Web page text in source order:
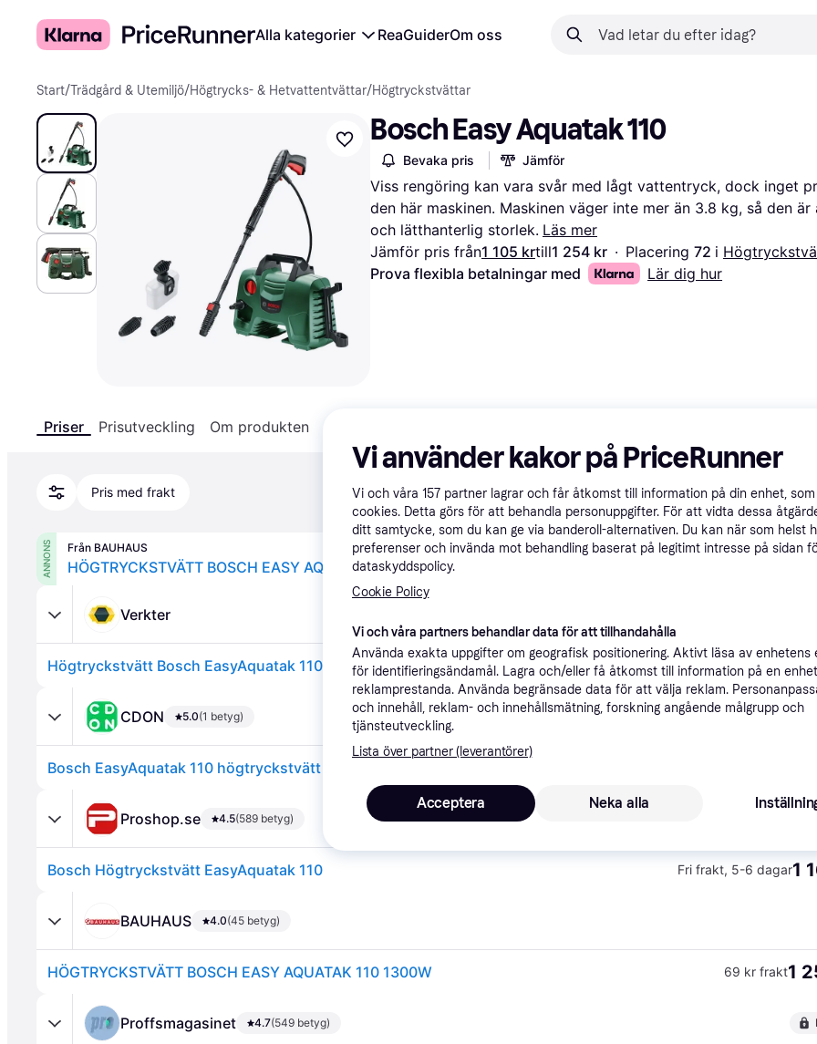
Alla kategorier ReaGuiderOm oss
Start/Trädgård & Utemiljö/Högtrycks- & Hetvattentvättar/Högtryckstvättar
Bosch Easy Aquatak 110
Bevaka pris Jämför
Viss rengöring kan vara svår med lågt vattentryck, dock inget
den här maskinen. Maskinen väger inte mer än 3.8 kg, så den är
och lätthanterlig storlek. Läs mer
Jämför pris från1 105 krtill1 254 kr · Placering 72 i
Prova flexibla betalningar med
Lär dig hur
Priser Prisutveckling Om produkten
Pris med frakt
ANNONS Från BAUHAUS
HÖGTRYCKSTVÄTT BOSCH EASY AQUATAK 110 1300W 69 kr frakt 1
Verkter
Högtryckstvätt Bosch EasyAquatak 110 Lägst pris· Fri frakt,3-5 dagar1
CDON 5.0(1 betyg)
Bosch EasyAquatak 110 högtryckstvätt
Proshop.se 4.5(589 betyg)
Bosch Högtryckstvätt EasyAquatak 110 Fri frakt, 5-6 dagar1
BAUHAUS 4.0(45 betyg)
HÖGTRYCKSTVÄTT BOSCH EASY AQUATAK 110 1300W 69 kr frakt1
Proffsmagasinet 4.7(549 betyg)
Vi använder kakor på PriceRunner
Vi och våra 157 partner lagrar och får åtkomst till information på din enhet,
cookies. Detta görs för att behandla personuppgifter. För att vidta dessa
ditt samtycke, som du kan ge via banderoll-alternativen. Du kan när som helst
preferenser och invända mot behandling baserat på legitimt intresse på sidan
dataskyddspolicy.
Cookie Policy
Vi och våra partners behandlar data för att tillhandahålla
Använda exakta uppgifter om geografisk positionering. Aktivt läsa av enhetens
för identifieringsändamål. Lagra och/eller få åtkomst till information på en
reklamprestanda. Använda begränsade data för att välja reklam.
och innehåll, reklam- och innehållsmätning, forskning angående målgrupp och
tjänsteutveckling.
Lista över partner (leverantörer)
Neka alla
Acceptera